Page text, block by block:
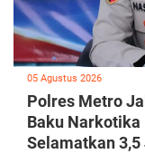
05 Agustus 2026
Polres Metro
Baku Narkotika
Selamatkan